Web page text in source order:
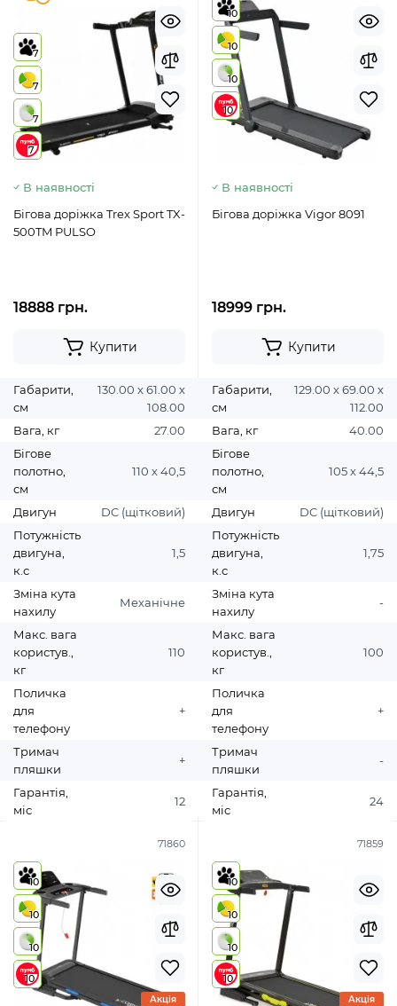
7
7
7
7
В наявності
Бігова доріжка Trex Sport TX-
500TM PULSO
18888 грн.
Купити
Габарити,
см
130.00 х 61.00 х
108.00
Вага, кг
27.00
Бігове
полотно,
см
110 х 40,5
Двигун
DC (щітковий)
Потужність
двигуна,
к.с
1,5
Зміна кута
нахилу
Механічне
Макс. вага
користув.,
кг
110
Поличка
для
телефону
+
Тримач
пляшки
+
Гарантія,
міс
12
10
10
10
10
В наявності
Бігова доріжка Vigor 8091
18999 грн.
Купити
Габарити,
см
129.00 х 69.00 х
112.00
Вага, кг
40.00
Бігове
полотно,
см
105 х 44,5
Двигун
DC (щітковий)
Потужність
двигуна,
к.с
1,75
Зміна кута
нахилу
-
Макс. вага
користув.,
кг
100
Поличка
для
телефону
+
Тримач
пляшки
-
Гарантія,
міс
24
71860
10
10
10
10
Акція
71859
10
10
10
10
Акція